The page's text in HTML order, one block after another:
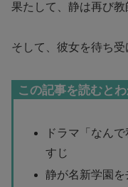
果たして、静は再び
そして、彼女を待ち
この記事を読むと
ドラマ「なん
すじ
静が名新学園